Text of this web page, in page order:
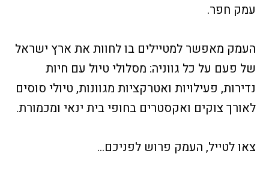
עמק חפר.
העמק מאפשר למטיילים בו לחוות את ארץ ישראל
של פעם על כל גווניה: מסלולי טיול עם חיות
נדירות, פעילויות ואטרקציות מגוונות, טיולי סוסים
לאורך צוקים ואקסטרים בחופי בית ינאי ומכמורת.
צאו לטייל, העמק פרוש לפניכם…